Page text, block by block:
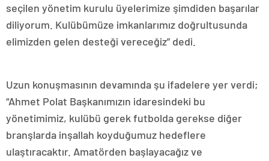
seçilen yönetim kurulu üyelerimize şimdiden başarılar
diliyorum. Kulübümüze imkanlarımız doğrultusunda
elimizden gelen desteği vereceğiz” dedi.
Uzun konuşmasının devamında şu ifadelere yer verdi;
“Ahmet Polat Başkanımızın idaresindeki bu
yönetimimiz, kulübü gerek futbolda gerekse diğer
branşlarda inşallah koyduğumuz hedeflere
ulaştıracaktır. Amatörden başlayacağız ve